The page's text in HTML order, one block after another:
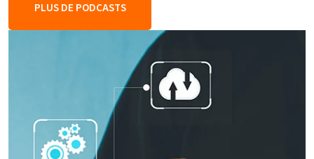
PLUS DE PODCASTS